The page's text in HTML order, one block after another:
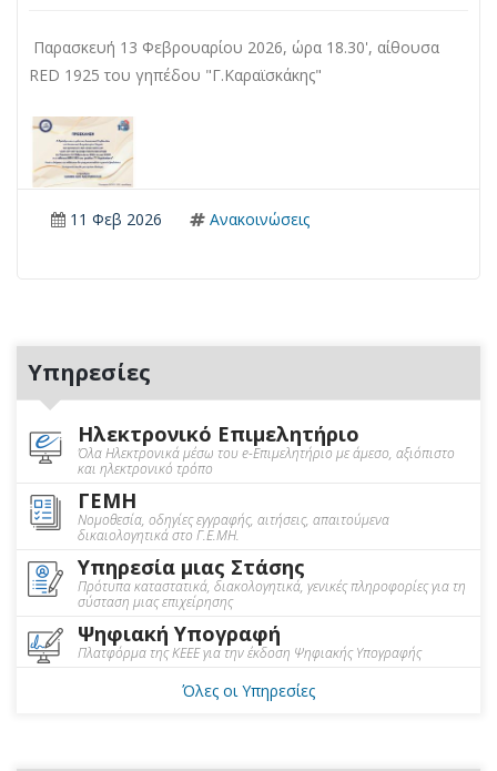
Παρασκευή 13 Φεβρουαρίου 2026, ώρα 18.30', αίθουσα
RED 1925 του γηπέδου "Γ.Καραϊσκάκης"
11 Φεβ 2026 Ανακοινώσεις
Υπηρεσίες
Ηλεκτρονικό Επιμελητήριο
Όλα Ηλεκτρονικά μέσω του e-Επιμελητήριο με άμεσο, αξιόπιστο
και ηλεκτρονικό τρόπο
ΓΕΜΗ
Νομοθεσία, οδηγίες εγγραφής, αιτήσεις, απαιτούμενα
δικαιολογητικά στο Γ.Ε.ΜΗ.
Υπηρεσία μιας Στάσης
Πρότυπα καταστατικά, διακολογητικά, γενικές πληροφορίες για τη
σύσταση μιας επιχείρησης
Ψηφιακή Υπογραφή
Πλατφόρμα της ΚΕΕΕ για την έκδοση Ψηφιακής Υπογραφής
Όλες οι Υπηρεσίες